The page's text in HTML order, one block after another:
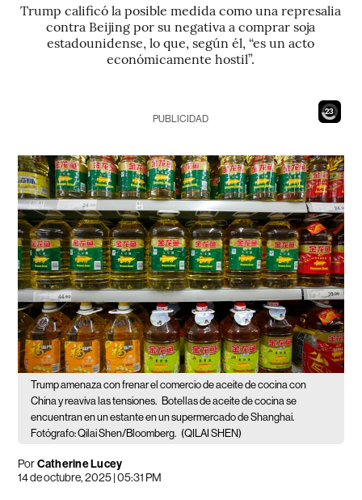
Trump calificó la posible medida como una represalia
contra Beijing por su negativa a comprar soja
estadounidense, lo que, según él, “es un acto
económicamente hostil”.
21
PUBLICIDAD
Trump amenaza con frenar el comercio de aceite de cocina con
China y reaviva las tensiones. Botellas de aceite de cocina se
encuentran en un estante en un supermercado de Shanghai.
Fotógrafo: Qilai Shen/Bloomberg. (QILAI SHEN)
PorCatherine Lucey
14 de octubre, 2025 | 05:31 PM